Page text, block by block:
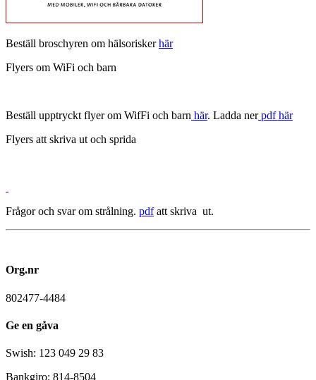
Beställ broschyren om hälsoriskerhär
Flyers om WiFi och barn
Beställ upptryckt flyer om WifFi och barn här. Ladda nerpdf här
Flyers att skriva ut och sprida
Frågor och svar om strålning. pdfatt skriva ut.
Org.nr
802477-4484
Ge en gåva
Swish: 123 049 29 83
Bankgiro: 814-8504